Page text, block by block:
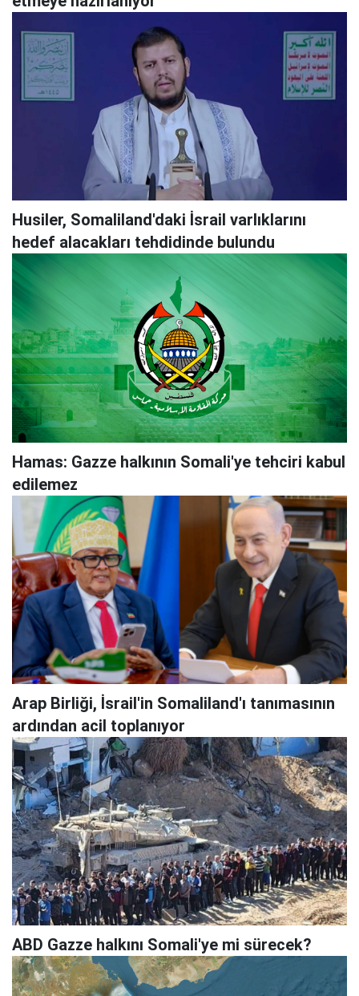
Husiler, Somaliland'daki İsrail varlıklarını
hedef alacakları tehdidinde bulundu
Hamas: Gazze halkının Somali'ye tehciri kabul
edilemez
Arap Birliği, İsrail'in Somaliland'ı tanımasının
ardından acil toplanıyor
ABD Gazze halkını Somali'ye mi sürecek?